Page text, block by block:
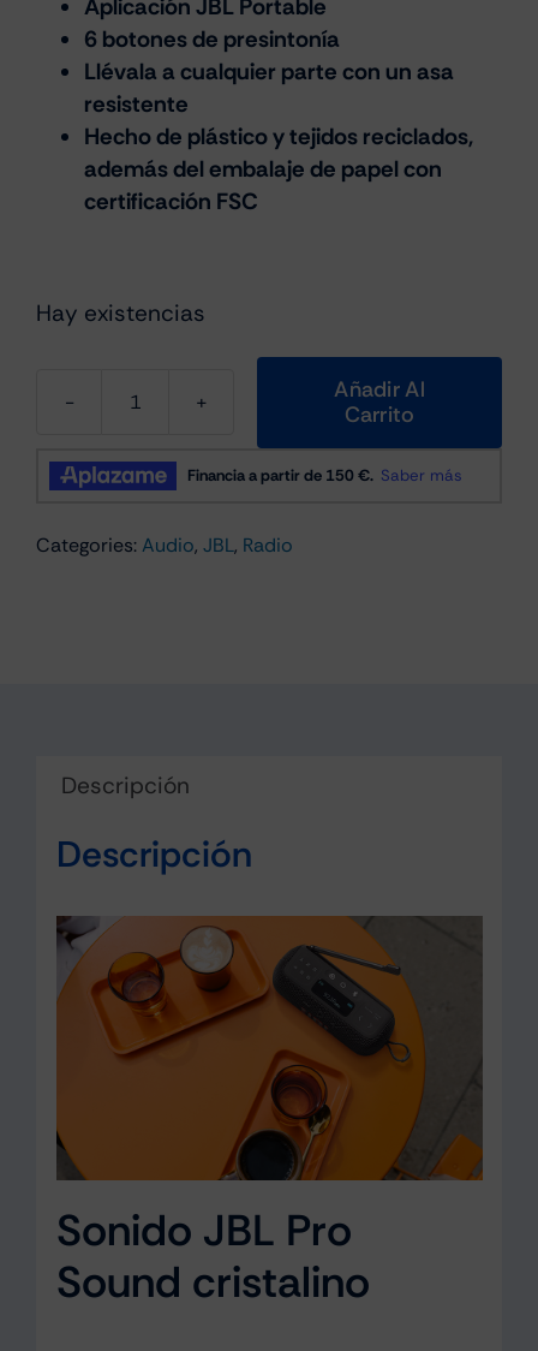
Aplicación JBL Portable
6 botones de presintonía
Llévala a cualquier parte con un asa
resistente
Hecho de plástico y tejidos reciclados,
además del embalaje de papel con
certificación FSC
Hay existencias
JBL
3
Bluetooth
Añadir Al
Carrito
Categories:Audio, JBL, Radio
Descripción
Descripción
Sonido JBL Pro
Sound cristalino